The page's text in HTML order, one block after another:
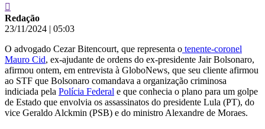
Redação
23/11/2024 | 05:03
O advogado Cezar Bitencourt, que representa o tenente-coronel
Mauro Cid, ex-ajudante de ordens do ex-presidente Jair Bolsonaro,
afirmou ontem, em entrevista à GloboNews, que seu cliente afirmou
ao STF que Bolsonaro comandava a organização criminosa
indiciada pela Polícia Federal e que conhecia o plano para um golpe
de Estado que envolvia os assassinatos do presidente Lula (PT), do
vice Geraldo Alckmin (PSB) e do ministro Alexandre de Moraes.